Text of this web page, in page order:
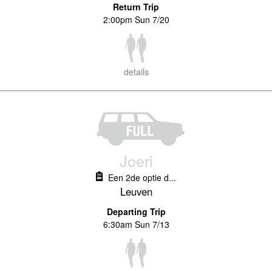
Return Trip
2:00pm Sun 7/20
details
Joeri
Een 2de optie d...
Leuven
Departing Trip
6:30am Sun 7/13